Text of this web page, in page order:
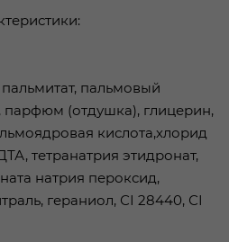
пальмовый
парфюм (отдушка), глицерин,
кислота,хлорид
тетранатрия этидронат,
натрия пероксид,
гераниол, СІ 28440, СІ